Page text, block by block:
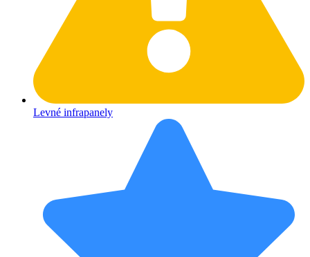
Levné infrapanely